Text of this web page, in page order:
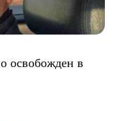
освобожден в